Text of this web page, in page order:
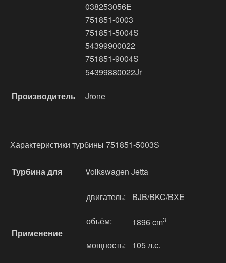
038253056E
751851-0003
751851-5004S
54399900022
751851-9004S
54399880022Jr
Производитель Jrone
Характеристики турбины 751851-5003S
Турбина для Volkswagen Jetta
Применение
двигатель: BJB/BKC/BXE
объём: 1896 cm3
мощность: 105 л.с.